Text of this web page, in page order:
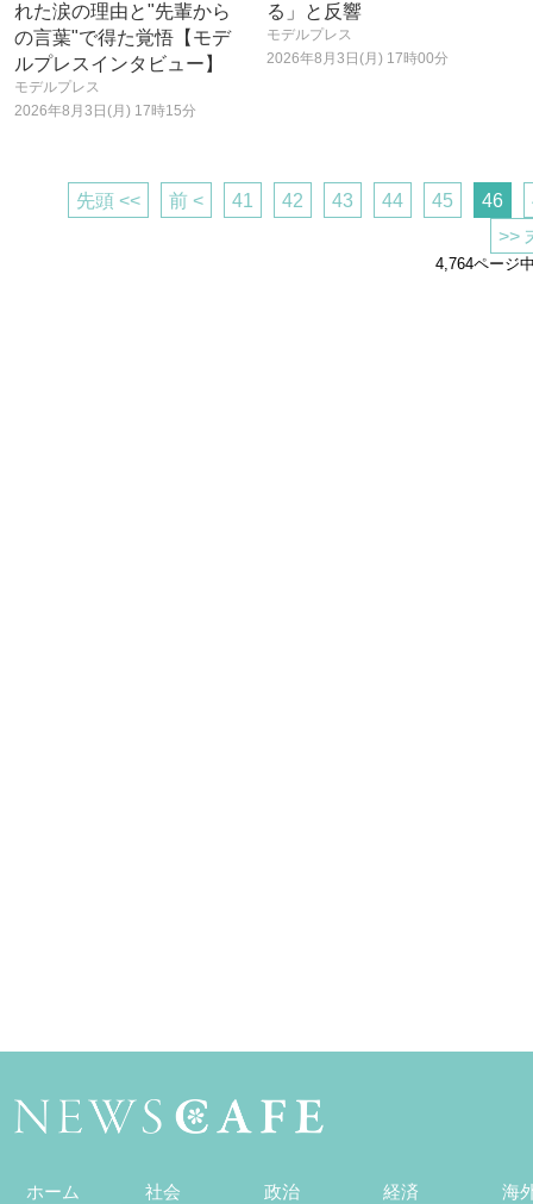
れた涙の理由と"先輩から
の言葉"で得た覚悟【モデ
ルプレスインタビュー】
モデルプレス
2026年8月3日(月) 17時15分
る」と反響
モデルプレス
2026年8月3日(月) 17時00分
先頭 << 前 < 41 42 43 44 45 46
>>
4,764ページ
ホーム 社会 政治 経済 海